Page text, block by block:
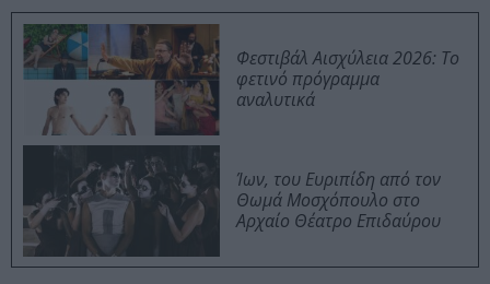
Φεστιβάλ Αισχύλεια 2026: Το
φετινό πρόγραμμα
αναλυτικά
Ίων, του Ευριπίδη από τον
Θωμά Μοσχόπουλο στο
Αρχαίο Θέατρο Επιδαύρου